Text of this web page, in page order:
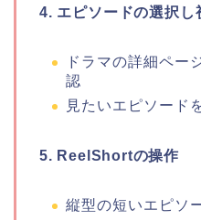
4. エピソードの選択し
ドラマの詳細ペー
認
見たいエピソード
5. ReelShortの操作
縦型の短いエピソ